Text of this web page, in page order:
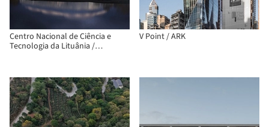
Centro Nacional de Ciência e
Tecnologia da Lituânia /
V Point / ARK